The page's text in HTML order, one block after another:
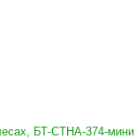
БТ-СТНА-374-мини